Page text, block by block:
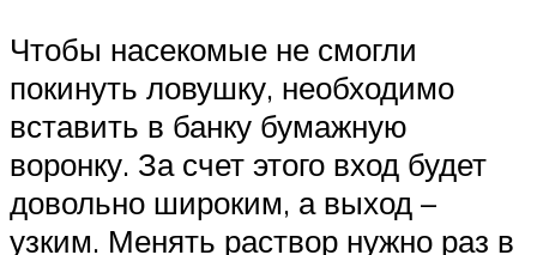
Чтобы насекомые не смогли
покинуть ловушку, необходимо
вставить в банку бумажную
воронку. За счет этого вход будет
довольно широким, а выход –
узким. Менять раствор нужно раз в